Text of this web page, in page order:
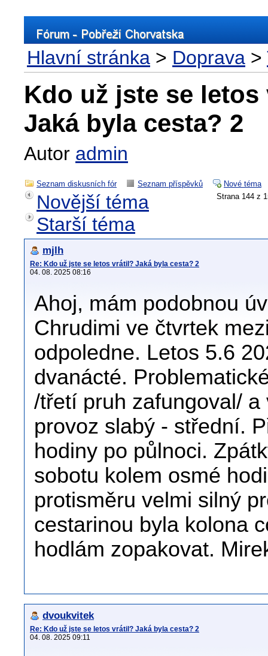
Hlavní stránka > Doprava >
Kdo už jste se
Jaká byla cesta? 2
Autor admin
Seznam diskusních fór Seznam příspěvků
Nové téma
Strana 144
Novější téma
Starší téma
mjlh
Re: Kdo už jste se letos vrátil? Jaká byla cesta? 2
04. 08. 2025 08:16
Ahoj, mám podobnou
Chrudimi ve čtvrtek
odpoledne. Letos 5.6
dvanácté.
/třetí pruh zafungoval/
provoz slabý - střední.
hodiny po půlnoci.
sobotu kolem osmé
protisměru velmi silný
cestarinou byla kolona
hodlám zopakovat.
dvoukvitek
Re: Kdo už jste se letos vrátil? Jaká byla cesta? 2
04. 08. 2025 09:11